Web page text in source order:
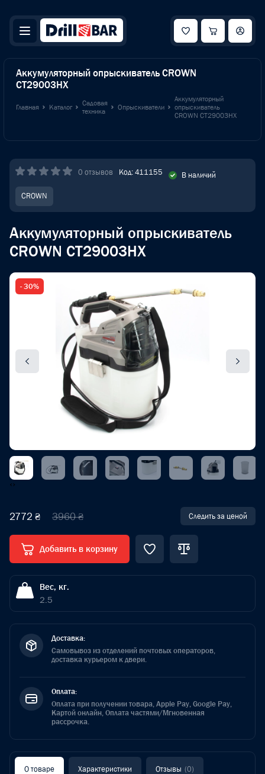
Аккумуляторный опрыскиватель CROWN
CT29003HX
Главная Каталог
Садовая
техника
Опрыскиватели
Аккумуляторный
опрыскиватель
CROWN CT29003HX
0 отзывов Код: 411155 В наличий
CROWN
Аккумуляторный опрыскиватель
CROWN CT29003HX
- 30%
‹›
2772 ₴ 3960 ₴ Следить за ценой
Добавить в корзину
Вес, кг.
2.5
Доставка:
Самовывоз из отделений почтовых операторов,
доставка курьером к двери.
Оплата:
Оплата при получении товара, Apple Pay, Google Pay,
Картой онлайн, Оплата частями/Мгновенная
рассрочка.
О товаре Характеристики Отзывы (0)